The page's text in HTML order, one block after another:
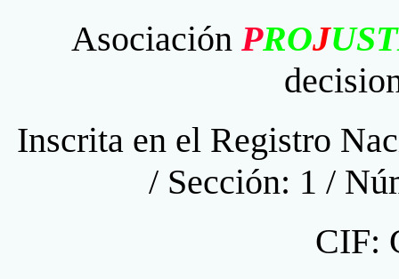
Asociación PROJ
Inscrita en el Registro
/ Sección: 1 /
CIF: